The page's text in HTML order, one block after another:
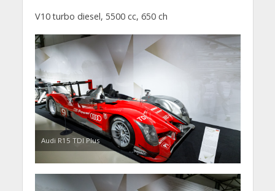
V10 turbo diesel, 5500 cc, 650 ch
Audi R15 TDI Plus